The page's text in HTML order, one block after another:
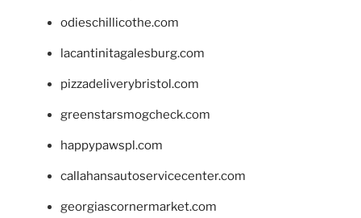
odieschillicothe.com
lacantinitagalesburg.com
pizzadeliverybristol.com
greenstarsmogcheck.com
happypawspl.com
callahansautoservicecenter.com
georgiascornermarket.com